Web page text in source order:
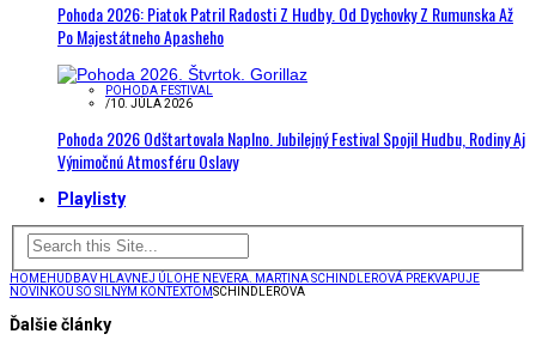
Pohoda 2026: Piatok Patril Radosti Z Hudby. Od Dychovky Z Rumunska Až
Po Majestátneho Apasheho
POHODA FESTIVAL
/10. JÚLA 2026
Pohoda 2026 Odštartovala Naplno. Jubilejný Festival Spojil Hudbu, Rodiny Aj
Výnimočnú Atmosféru Oslavy
Playlisty
HOMEHUDBAV HLAVNEJ ÚLOHE NEVERA. MARTINA SCHINDLEROVÁ PREKVAPUJE
NOVINKOU SO SILNÝM KONTEXTOMSCHINDLEROVA
Ďalšie články